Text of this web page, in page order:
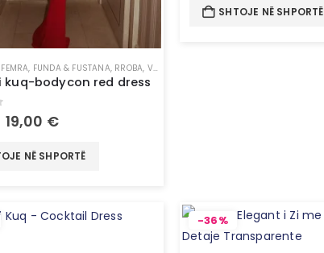
FEMRA, FUNDA & FUSTANA, RROBA, VESHJE
kuq-bodycon red dress
5
19,00 €
NË SHPORTË
SHTOJE NË SHPORTË
-36%